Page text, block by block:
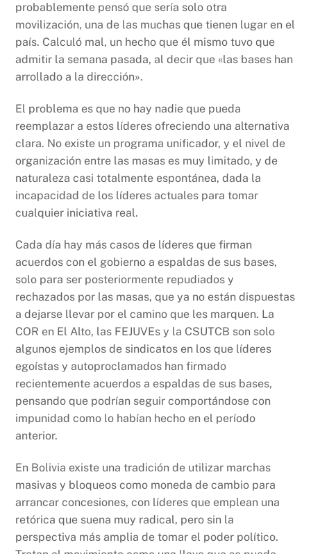
probablemente pensó que sería solo otra
movilización, una de las muchas que tienen lugar en el
país. Calculó mal, un hecho que él mismo tuvo que
admitir la semana pasada, al decir que «las bases han
arrollado a la dirección».
El problema es que no hay nadie que pueda
reemplazar a estos líderes ofreciendo una alternativa
clara. No existe un programa unificador, y el nivel de
organización entre las masas es muy limitado, y de
naturaleza casi totalmente espontánea, dada la
incapacidad de los líderes actuales para tomar
cualquier iniciativa real.
Cada día hay más casos de líderes que firman
acuerdos con el gobierno a espaldas de sus bases,
solo para ser posteriormente repudiados y
rechazados por las masas, que ya no están dispuestas
a dejarse llevar por el camino que les marquen. La
COR en El Alto, las FEJUVEs y la CSUTCB son solo
algunos ejemplos de sindicatos en los que líderes
egoístas y autoproclamados han firmado
recientemente acuerdos a espaldas de sus bases,
pensando que podrían seguir comportándose con
impunidad como lo habían hecho en el período
anterior.
En Bolivia existe una tradición de utilizar marchas
masivas y bloqueos como moneda de cambio para
arrancar concesiones, con líderes que emplean una
retórica que suena muy radical, pero sin la
perspectiva más amplia de tomar el poder político.